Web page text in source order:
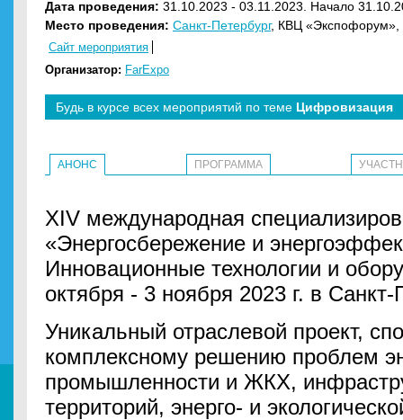
Дата проведения: 31.10.2023 - 03.11.2023. Начало
Место проведения: Санкт-Петербург, КВЦ «Экспофорум»,
Сайт мероприятия
Организатор: FarExpo
Будь в курсе всех мероприятий по теме Цифровизация
АНОНС ПРОГРАММА
XIV международная
«Энергосбережение и
Инновационные технологии и
октября - 3 ноября 2023 г. в Санкт-
Уникальный отраслевой проект,
комплексному решению проблем
промышленности и ЖКХ,
территорий, энерго- и